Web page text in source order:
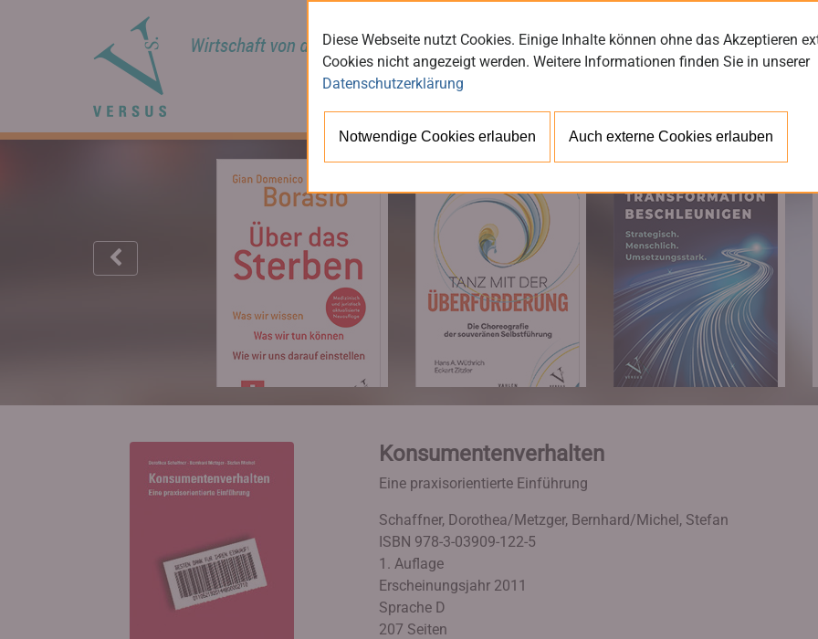
Konsumentenverhalten
Eine praxisorientierte Einführung
Schaffner, Dorothea/Metzger, Bernhard/Michel, Stefan
ISBN 978-3-03909-122-5
1. Auflage
Erscheinungsjahr 2011
Sprache D
207 Seiten
Diese Webseite nutzt Cookies. Einige Inhalte können ohne das Akzeptieren
Cookies nicht angezeigt werden. Weitere Informationen finden Sie in unserer
Datenschutzerklärung
Notwendige Cookies erlauben Auch externe Cookies erlauben